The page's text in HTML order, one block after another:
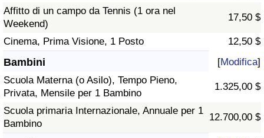
Affitto di un campo da Tennis (1 ora nel
Weekend)
17,50 $
Cinema, Prima Visione, 1 Posto 12,50 $
Bambini [Modifica]
Scuola Materna (o Asilo), Tempo Pieno,
Privata, Mensile per 1 Bambino
1.325,00 $
Scuola primaria Internazionale, Annuale per 1
Bambino
12.700,00 $